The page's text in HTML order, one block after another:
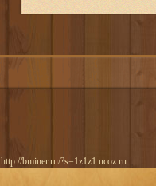
http://bminer.ru/?s=1z1z1.ucoz.ru